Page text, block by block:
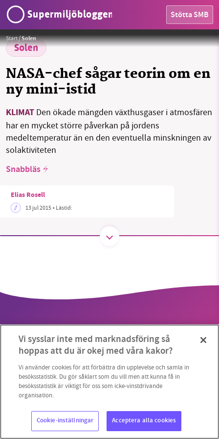
Supermiljöbloggen Stötta SMB
OMRÅDEN
MILJÖFAKTA
OM OSS
Sök Sparade inlägg
Start/Solen
Solen
NASA-chef sågar teorin om en
ny mini-istid
KLIMAT Den ökade mängden växthusgaser i atmosfären
har en mycket större påverkan på jordens
medeltemperatur än en den eventuella minskningen av
solaktiviteten
Snabbläs
Elias Rosell
13 jul 2015• Lästid:
Copyright 2023 © Supermiljöbloggen Cookieinställningar
SMB kämpar för en hållbar framtid. Sedan
starten 2010 har vår ideella redaktion drivit
miljödebatten framåt genom
nyhetsbevakning och granskningar. Nu vill vi
utveckla vårt arbete – och vi hoppas att du
Vi sysslar inte med marknadsföring så
hoppas att du är okej med våra kakor?
Vi använder cookies för att förbättra din upplevelse och samla in
besöksstatistik. Du gör såklart som du vill men att kunna få in
besöksstatistik är viktigt för oss som icke-vinstdrivande
organisation.
Cookie-inställningar Acceptera alla cookies